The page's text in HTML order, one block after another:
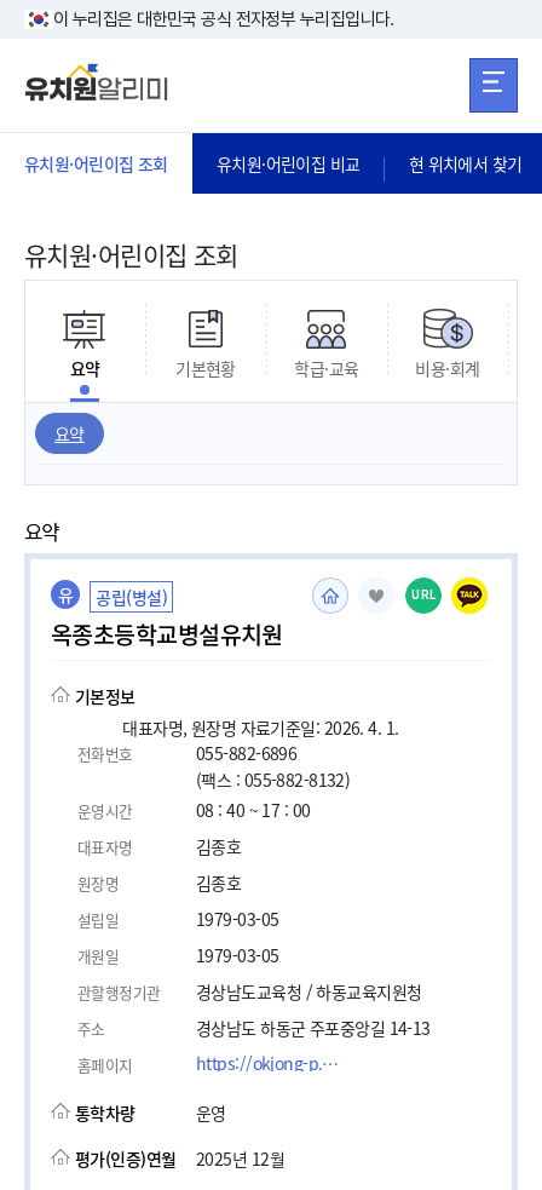
본문 바로가기
이 누리집은 대한민국 공식 전자정부 누리집입니다.
유치원·어린이집 조회 유치원·어린이집 비교 현 위치에서 찾기
유치원·어린이집 조회
요약 기본현황 학급·교육 비용·회계
요약
요약
유 공립(병설)
옥종초등학교병설유치원
URL
기본정보
대표자명, 원장명 자료기준일: 2026. 4. 1.
전화번호
055-882-6896
(팩스 : 055-882-8132)
운영시간 08 : 40 ~ 17 : 00
대표자명 김종호
원장명 김종호
설립일 1979-03-05
개원일 1979-03-05
관할행정기관 경상남도교육청 / 하동교육지원청
주소 경상남도 하동군 주포중앙길 14-13
홈페이지 https://okjong-p.gne.go.kr/okjong-p/cm/cntnts/cntntsView.do?mi=147990&cntntsId=10261
통학차량
운영
평가(인증)연월
2025년 12월